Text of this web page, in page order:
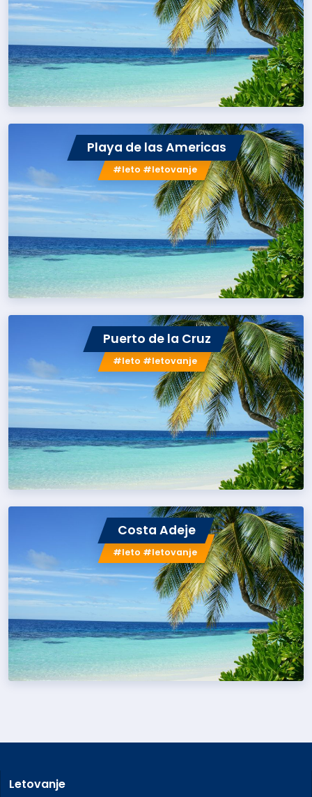
Playa de las Americas
#leto #letovanje
Puerto de la Cruz
#leto #letovanje
Costa Adeje
#leto #letovanje
Letovanje